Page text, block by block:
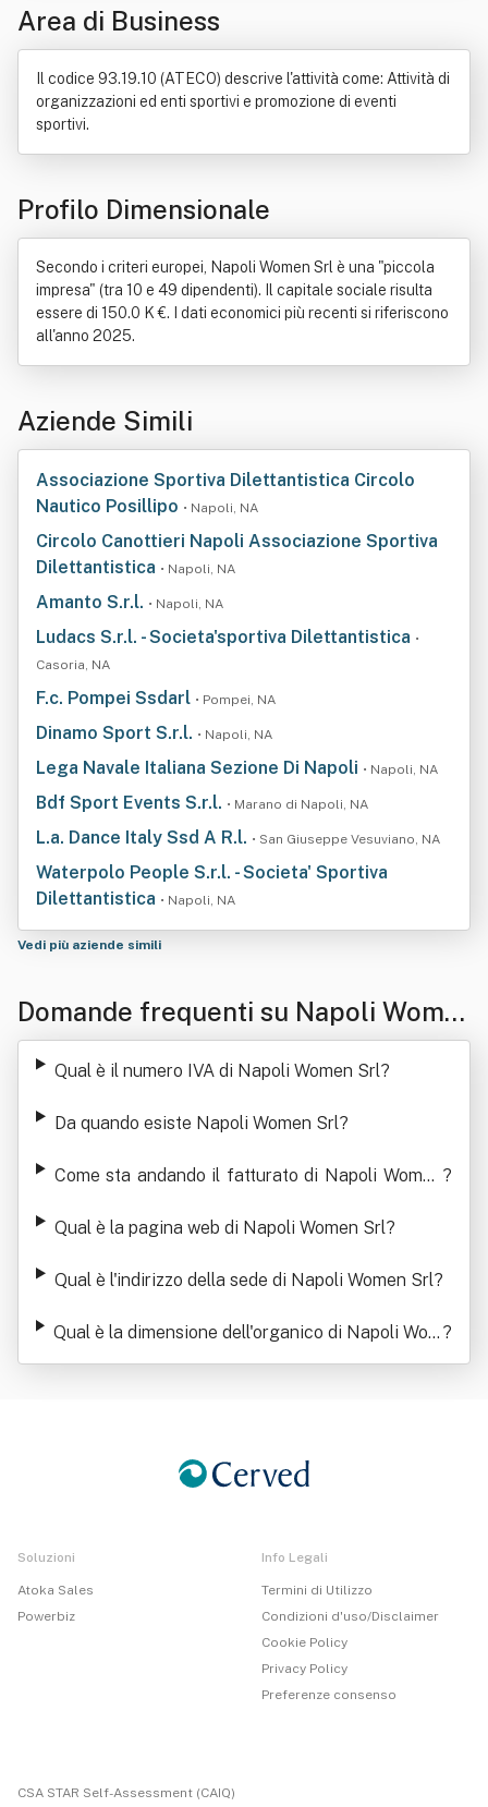
Costruzione
Formazione
Area di Business
Il codice 93.19.10 (ATECO) descrive l'attività come: Attività di
organizzazioni ed enti sportivi e promozione di eventi
sportivi.
Profilo Dimensionale
Secondo i criteri europei, Napoli Women Srl è una "piccola
impresa" (tra 10 e 49 dipendenti). Il capitale sociale risulta
essere di 150.0 K €. I dati economici più recenti si riferiscono
all'anno 2025.
Aziende Simili
Associazione Sportiva Dilettantistica Circolo
Nautico Posillipo • Napoli, NA
Circolo Canottieri Napoli Associazione Sportiva
Dilettantistica • Napoli, NA
Amanto S.r.l. • Napoli, NA
Ludacs S.r.l. - Societa'sportiva Dilettantistica •
Casoria, NA
F.c. Pompei Ssdarl • Pompei, NA
Dinamo Sport S.r.l. • Napoli, NA
Lega Navale Italiana Sezione Di Napoli • Napoli, NA
Bdf Sport Events S.r.l. • Marano di Napoli, NA
L.a. Dance Italy Ssd A R.l. • San Giuseppe Vesuviano, NA
Waterpolo People S.r.l. - Societa' Sportiva
Dilettantistica • Napoli, NA
Vedi più aziende simili
Domande frequenti su Napoli Wome
n Srl
Qual è il numero IVA di Napoli Women Srl?
Da quando esiste Napoli Women Srl?
Come sta andando il fatturato di Napoli Women ?
Qual è la pagina web di Napoli Women Srl?
Qual è l'indirizzo della sede di Napoli Women Srl?
Qual è la dimensione dell'organico di Napoli Wom
en Srl
?
Soluzioni
Atoka Sales
Powerbiz
Info Legali
Termini di Utilizzo
Condizioni d'uso/Disclaimer
Cookie Policy
Privacy Policy
Preferenze consenso
CSA STAR Self-Assessment (CAIQ)